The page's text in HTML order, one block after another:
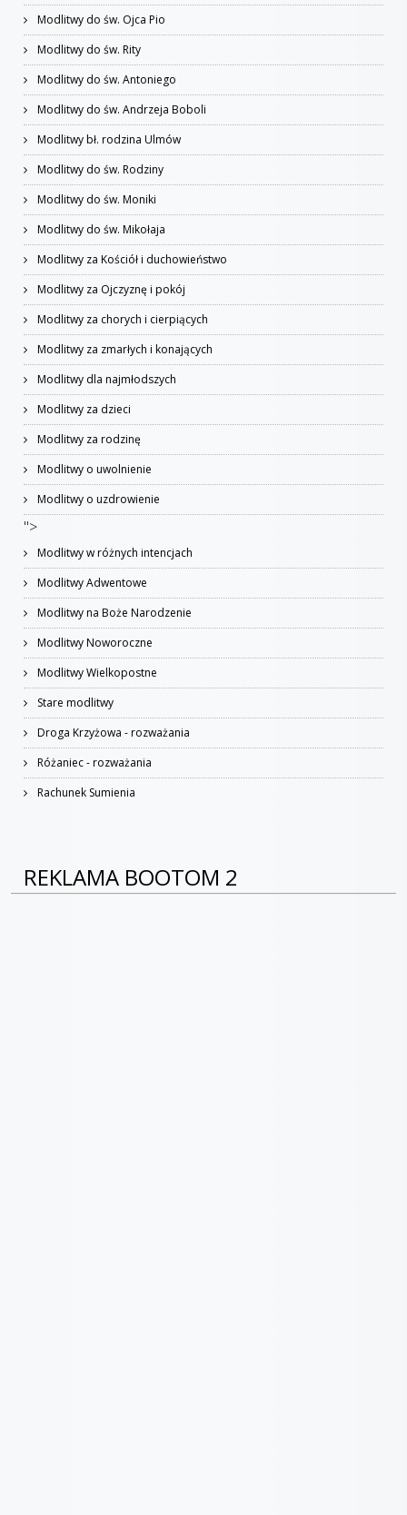
Modlitwy do św. Ojca Pio
Modlitwy do św. Rity
Modlitwy do św. Antoniego
Modlitwy do św. Andrzeja Boboli
Modlitwy bł. rodzina Ulmów
Modlitwy do św. Rodziny
Modlitwy do św. Moniki
Modlitwy do św. Mikołaja
Modlitwy za Kościół i duchowieństwo
Modlitwy za Ojczyznę i pokój
Modlitwy za chorych i cierpiących
Modlitwy za zmarłych i konających
Modlitwy dla najmłodszych
Modlitwy za dzieci
Modlitwy za rodzinę
Modlitwy o uwolnienie
Modlitwy o uzdrowienie
">
Modlitwy w różnych intencjach
Modlitwy Adwentowe
Modlitwy na Boże Narodzenie
Modlitwy Noworoczne
Modlitwy Wielkopostne
Stare modlitwy
Droga Krzyżowa - rozważania
Różaniec - rozważania
Rachunek Sumienia
REKLAMA BOOTOM 2